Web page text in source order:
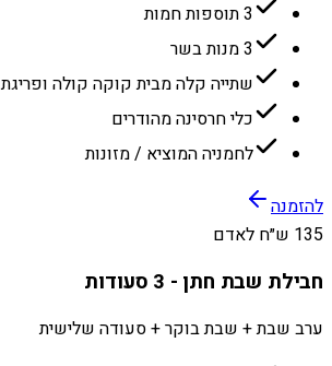
3 תוספות חמות
3 מנות בשר
שתייה קלה מבית קוקה קולה ופריגת
כלי חרסינה מהודרים
לחמניה המוציא / מזונות
להזמנה
135 ש״ח לאדם
חבילת שבת חתן - 3 סעודות
ערב שבת + שבת בוקר + סעודה שלישית